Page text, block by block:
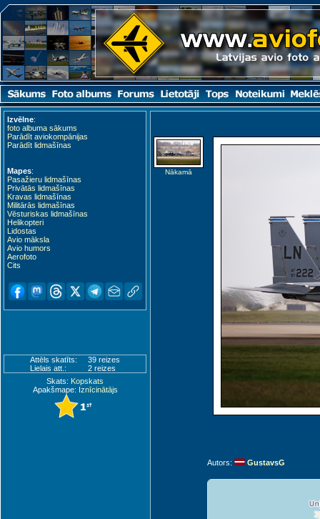
Izvēlne:
foto albuma sākums
Parādīt aviokompānijas
Parādīt lidmašīnas
Mapes:
Pasažieru lidmašīnas
Privātās lidmašīnas
Kravas lidmašīnas
Militārās lidmašīnas
Vēsturiskas lidmašīnas
Helikopteri
Lidostas
Avio māksla
Avio humors
Aerofoto
Cits
Attēls skatīts:
39 reizes
Lielais att.:
2 reizes
Skats: Kopskats
Apakšmape: Iznīcinātājs
Nākamā
Autors: GustavsG